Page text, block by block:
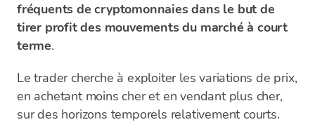
fréquents de cryptomonnaies dans le but de
tirer profit des mouvements du marché à court
terme.
Le trader cherche à exploiter les variations de prix,
en achetant moins cher et en vendant plus cher,
sur des horizons temporels relativement courts.